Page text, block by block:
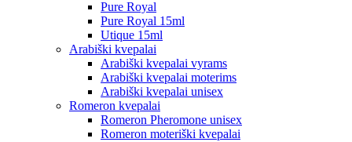
Pure Royal
Pure Royal 15ml
Utique 15ml
Arabiški kvepalai
Arabiški kvepalai vyrams
Arabiški kvepalai moterims
Arabiški kvepalai unisex
Romeron kvepalai
Romeron Pheromone unisex
Romeron moteriški kvepalai